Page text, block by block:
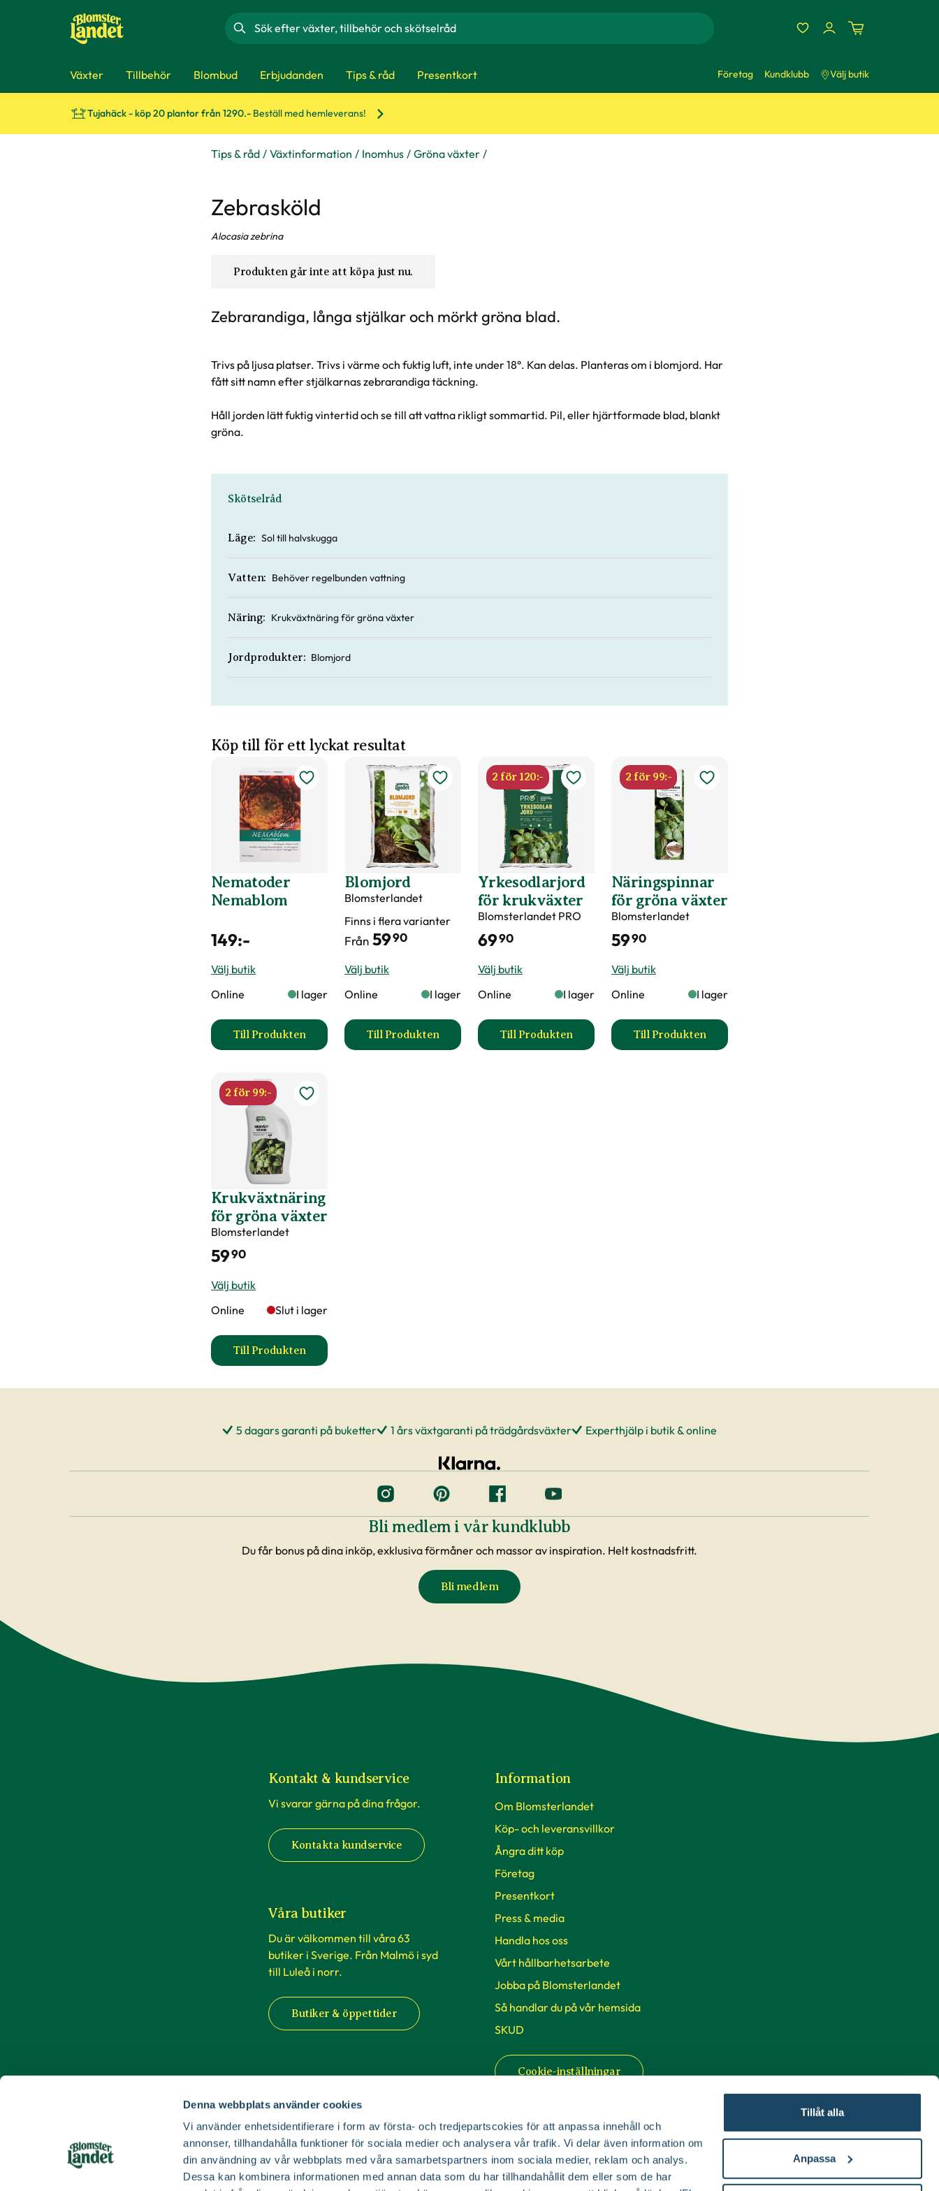
Denna webbplats använder cookies
Vi använder enhetsidentifierare i form av första- och tredjepartscokies för att anpassa innehåll och
annonser, tillhandahålla funktioner för sociala medier och analysera vår trafik. Vi delar även information om
din användning av vår webbplats med våra samarbetspartners inom sociala medier, reklam och analys.
Dessa kan kombinera informationen med annan data som du har tillhandahållit dem eller som de har
Tillåt alla
Anpassa
Sök
Växter Tillbehör Blombud Erbjudanden Tips & råd Presentkort Företag Kundklubb Välj butik
Tujahäck - köp 20 plantor från 1290.- Beställ med hemleverans!
Tips & råd Växtinformation Inomhus Gröna växter
Zebrasköld
Alocasia zebrina
Produkten går inte att köpa just nu.
Zebrarandiga, långa stjälkar och mörkt gröna blad.
Trivs på ljusa platser. Trivs i värme och fuktig luft, inte under 18°. Kan delas. Planteras om i blomjord. Har
fått sitt namn efter stjälkarnas zebrarandiga täckning.
Håll jorden lätt fuktig vintertid och se till att vattna rikligt sommartid. Pil, eller hjärtformade blad, blankt
gröna.
Skötselråd
Läge: Sol till halvskugga
Vatten: Behöver regelbunden vattning
Näring: Krukväxtnäring för gröna växter
Jordprodukter: Blomjord
Köp till för ett lyckat resultat
Nematoder
Nemablom
149:-
Välj butik
Online
I lager
Till Produkten
till Nematoder Nemablom produktsida
Blomjord
Blomsterlandet
Finns i flera varianter
Från 5990
Välj butik
Online
I lager
Till Produkten
till Blomjord produktsida
2 för 120:-
Yrkesodlarjord
för krukväxter
Blomsterlandet PRO
6990
Välj butik
Online
I lager
Till Produkten
till Yrkesodlarjord för krukväxter produktsida
2 för 99:-
Näringspinnar
för gröna växter
Blomsterlandet
5990
Välj butik
Online
I lager
Till Produkten
till Näringspinnar för gröna växter produktsida
2 för 99:-
Krukväxtnäring
för gröna växter
Blomsterlandet
5990
Välj butik
Online
Slut i lager
Till Produkten
till Krukväxtnäring för gröna växter produktsida
5 dagars garanti på buketter 1 års växtgaranti på trädgårdsväxter Experthjälp i butik & online
Bli medlem i vår kundklubb
Du får bonus på dina inköp, exklusiva förmåner och massor av inspiration. Helt kostnadsfritt.
Bli medlem
Kontakt & kundservice
Vi svarar gärna på dina frågor.
Kontakta kundservice
Våra butiker
Du är välkommen till våra 63
butiker i Sverige. Från Malmö i syd
till Luleå i norr.
Butiker & öppettider
Information
Om Blomsterlandet
Köp- och leveransvillkor
Ångra ditt köp
Företag
Presentkort
Press & media
Handla hos oss
Vårt hållbarhetsarbete
Jobba på Blomsterlandet
Så handlar du på vår hemsida
SKUD
Cookie-inställningar
© Copyright Blomsterlandet 2025